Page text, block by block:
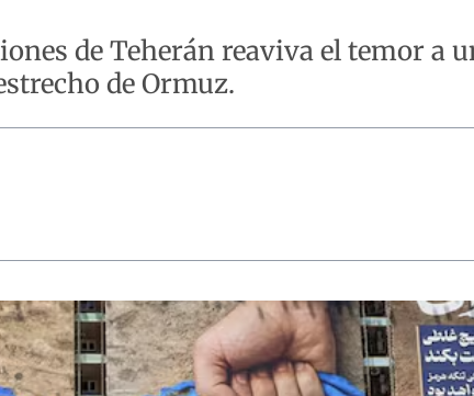
de Teherán reaviva el temor a
de Ormuz.